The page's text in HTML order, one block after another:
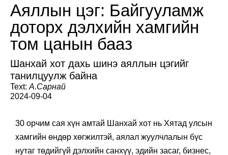
Аяллын цэг: Байгууламж
доторх дэлхийн хамгийн
том цанын бааз
Шанхай хот дахь шинэ аяллын цэгийг
танилцуулж байна
Text: А.Сарнай
2024-09-04
30 орчим сая хүн амтай Шанхай хот нь Хятад улсын
хамгийн өндөр хөгжилтэй, аялал жуулчлалын бүс
нутаг төдийгүй дэлхийн санхүү, эдийн засаг, бизнес,